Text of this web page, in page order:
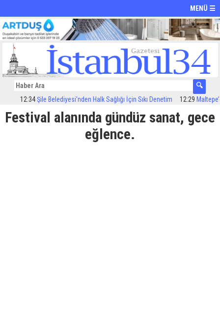
MENÜ ☰
12:34 Şile Belediyesi’nden Halk Sağlığı İçin Sıkı Denetim 12:29 Maltepe’de
Festival alanında gündüz sanat, gece
eğlence.